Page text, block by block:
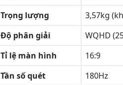
Trọng lượng
3,57kg
Độ phân giải
WQHD
Tỉ lệ màn hình
16:9
Tần số quét
180Hz